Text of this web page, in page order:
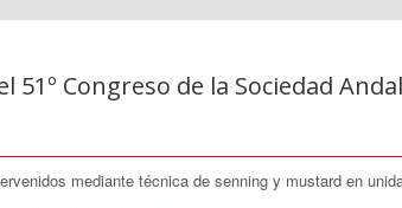
51º Congreso de la Sociedad
mediante técnica de senning y mustard en